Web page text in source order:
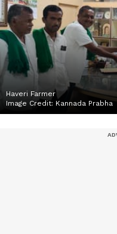
Haveri Farmer
Image Credit: Kannada Prabha